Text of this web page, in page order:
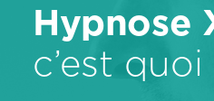
Hypnose
c’est quoi